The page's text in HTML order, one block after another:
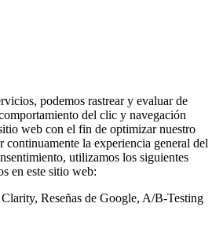
podemos rastrear y evaluar de
del clic y navegación
web con el fin de optimizar nuestro
continuamente la experiencia general del
utilizamos los siguientes
en este sitio web:
Reseñas de Google, A/B-Testing